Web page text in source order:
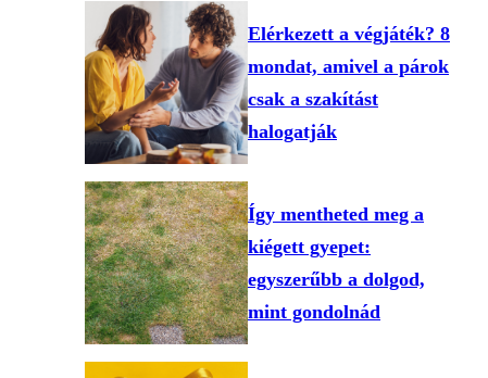
Elérkezett a végjáték? 8
mondat, amivel a párok
csak a szakítást
halogatják
Így mentheted meg a
kiégett gyepet:
egyszerűbb a dolgod,
mint gondolnád